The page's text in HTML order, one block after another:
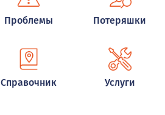
Проблемы Потеряшки
Справочник Услуги